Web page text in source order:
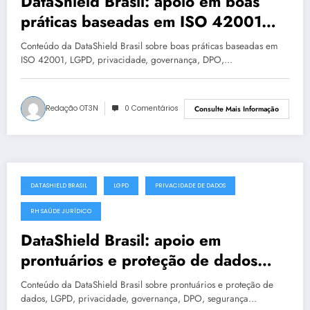
práticas baseadas em ISO 42001
para organizações em Florianópolis
#0478
Conteúdo da DataShield Brasil sobre boas práticas baseadas em
ISO 42001, LGPD, privacidade, governança, DPO,…
Redação OT3N 0 Comentários Consulte Mais Informação
junho 29, 2025
DATASHIELD BRASIL LGPD PRIVACIDADE DE DADOS
RH SAÚDE JURÍDICO
DataShield Brasil: apoio em
prontuários e proteção de dados
para organizações em Vitória #0328
Conteúdo da DataShield Brasil sobre prontuários e proteção de
dados, LGPD, privacidade, governança, DPO, segurança…